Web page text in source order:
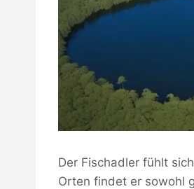
Der Fischadler fühlt
Orten findet er sowohl